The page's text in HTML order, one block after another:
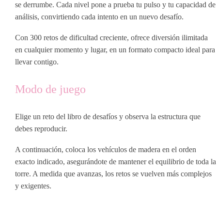
se derrumbe. Cada nivel pone a prueba tu pulso y tu capacidad de
análisis, convirtiendo cada intento en un nuevo desafío.
Con 300 retos de dificultad creciente, ofrece diversión ilimitada
en cualquier momento y lugar, en un formato compacto ideal para
llevar contigo.
Modo de juego
Elige un reto del libro de desafíos y observa la estructura que
debes reproducir.
A continuación, coloca los vehículos de madera en el orden
exacto indicado, asegurándote de mantener el equilibrio de toda la
torre. A medida que avanzas, los retos se vuelven más complejos
y exigentes.